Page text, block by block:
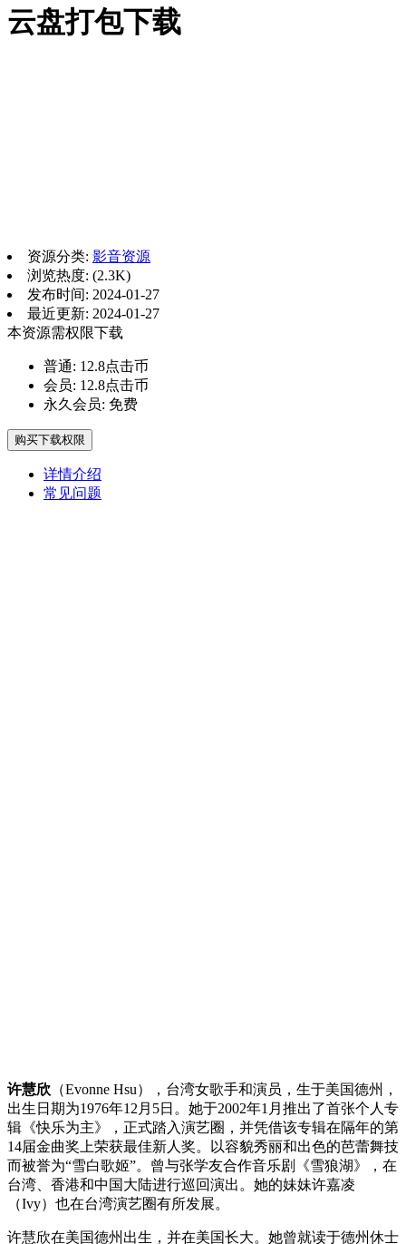
云盘打包下载
资源分类: 影音资源
浏览热度: (2.3K)
发布时间: 2024-01-27
最近更新: 2024-01-27
本资源需权限下载
普通: 12.8点击币
会员: 12.8点击币
永久会员: 免费
购买下载权限
详情介绍
常见问题
许慧欣 （Evonne Hsu），台湾女歌手和演员，生于美国德州，
出生日期为1976年12月5日。她于2002年1月推出了首张个人专
辑《快乐为主》，正式踏入演艺圈，并凭借该专辑在隔年的第
14届金曲奖上荣获最佳新人奖。以容貌秀丽和出色的芭蕾舞技
而被誉为“雪白歌姬”。曾与张学友合作音乐剧《雪狼湖》，在
台湾、香港和中国大陆进行巡回演出。她的妹妹许嘉凌
（Ivy）也在台湾演艺圈有所发展。
许慧欣在美国德州出生，并在美国长大。她曾就读于德州休士